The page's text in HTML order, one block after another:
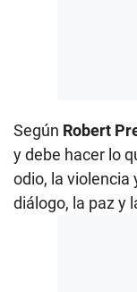
Según Robert
y debe hacer lo
odio, la violencia
diálogo, la paz y